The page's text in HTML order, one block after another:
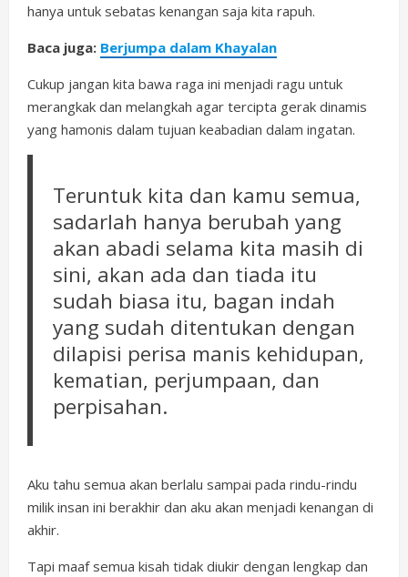
hanya untuk sebatas kenangan saja kita rapuh.
Baca juga: Berjumpa dalam Khayalan
Cukup jangan kita bawa raga ini menjadi ragu untuk
merangkak dan melangkah agar tercipta gerak dinamis
yang hamonis dalam tujuan keabadian dalam ingatan.
Teruntuk kita dan kamu semua,
sadarlah hanya berubah yang
akan abadi selama kita masih di
sini, akan ada dan tiada itu
sudah biasa itu, bagan indah
yang sudah ditentukan dengan
dilapisi perisa manis kehidupan,
kematian, perjumpaan, dan
perpisahan.
Aku tahu semua akan berlalu sampai pada rindu-rindu
milik insan ini berakhir dan aku akan menjadi kenangan di
akhir.
Tapi maaf semua kisah tidak diukir dengan lengkap dan